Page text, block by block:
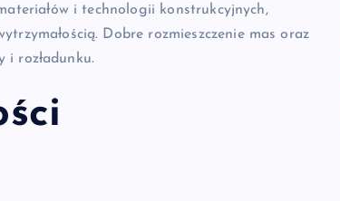
i technologii konstrukcyjnych,
Dobre rozmieszczenie mas oraz
i rozładunku.